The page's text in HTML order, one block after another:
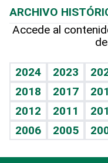
Hablando con el
Vida y familia
Eñe
Celebrando la vida
Sin complejos
En pocas palabras
TBT Deportivo
Más firmas
Hecho en casa
Guía del dinero
Cumpleaños
Horóscopos
Crucigramas
ARCHIVO
Accede al
2024 2023
2018
2017
2012
2011
2006
2005